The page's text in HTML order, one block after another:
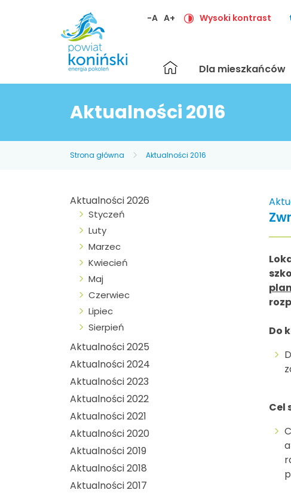
-A A+ Wysoki kontrast
Strona
główna
Dla mieszkańców
Aktualności 2016
Strona główna Aktualności 2016
Aktualności 2026
Styczeń
Luty
Marzec
Kwiecień
Maj
Czerwiec
Lipiec
Sierpień
Aktualności 2025
Aktualności 2024
Aktualności 2023
Aktualności 2022
Aktualności 2021
Aktualności 2020
Aktualności 2019
Aktualności 2018
Aktualności 2017
Do
Cel